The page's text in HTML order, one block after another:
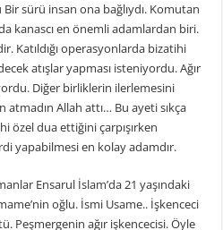
sürü insan ona bağlıydı. Komutan
kanascı en önemli adamlardan biri.
Katıldığı operasyonlarda bizatihi
atışlar yapması isteniyordu. Ağır
Diğer birliklerin ilerlemesini
atmadın Allah attı… Bu ayeti sıkça
özel dua ettiğini çarpışırken
yapabilmesi en kolay adamdır.
Ensarul İslam’da 21 yaşındaki
oğlu. İsmi Usame.. İşkenceci
Peşmergenin ağır işkencecisi. Öyle